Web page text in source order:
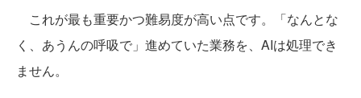
これが最も重要かつ難易度が高い点です。「なんとな
く、あうんの呼吸で」進めていた業務を、AIは処理でき
ません。